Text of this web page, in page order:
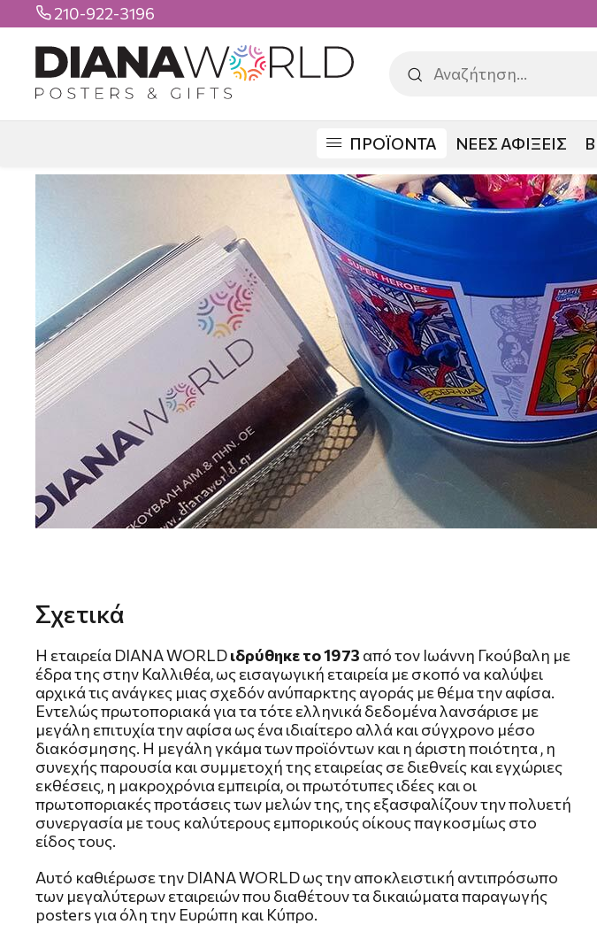
 210-922-3196
ΠΡΟΪΟΝΤΑ ΝΕΕΣ ΑΦΙΞΕΙΣ
Σχετικά
H εταιρεία DIANA WORLDιδρύθηκε το 1973 από τον Ιωάννη Γκούβαλη με
έδρα της στην Καλλιθέα, ως εισαγωγική εταιρεία με σκοπό να καλύψει
αρχικά τις ανάγκες μιας σχεδόν ανύπαρκτης αγοράς με θέμα την αφίσα.
Εντελώς πρωτοποριακά για τα τότε ελληνικά δεδομένα λανσάρισε με
μεγάλη επιτυχία την αφίσα ως ένα ιδιαίτερο αλλά και σύγχρονο μέσο
διακόσμησης. Η μεγάλη γκάμα των προϊόντων και η άριστη ποιότητα , η
συνεχής παρουσία και συμμετοχή της εταιρείας σε διεθνείς και εγχώριες
εκθέσεις, η μακροχρόνια εμπειρία, οι πρωτότυπες ιδέες και οι
πρωτοποριακές προτάσεις των μελών της, της εξασφαλίζουν την πολυετή
συνεργασία με τους καλύτερους εμπορικούς οίκους παγκοσμίως στο
είδος τους.
Αυτό καθιέρωσε την DIANA WORLD ως την αποκλειστική αντιπρόσωπο
των μεγαλύτερων εταιρειών που διαθέτουν τα δικαιώματα παραγωγής
posters για όλη την Ευρώπη και Κύπρο.